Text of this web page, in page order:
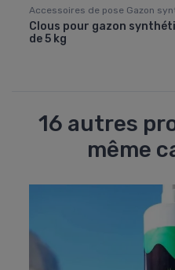
Accessoires de pose Gazon
Clous pour gazon
de 5 kg
16 autres
même